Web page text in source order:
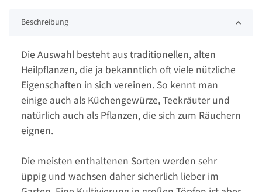
Beschreibung
Die Auswahl besteht aus traditionellen, alten
Heilpflanzen, die ja bekanntlich oft viele nützliche
Eigenschaften in sich vereinen. So kennt man
einige auch als Küchengewürze, Teekräuter und
natürlich auch als Pflanzen, die sich zum Räuchern
eignen.
Die meisten enthaltenen Sorten werden sehr
üppig und wachsen daher sicherlich lieber im